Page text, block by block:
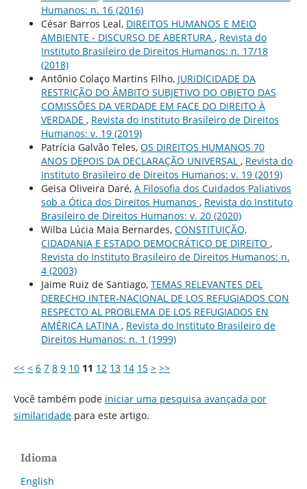
Humanos: n. 16 (2016)
César Barros Leal, DIREITOS HUMANOS E MEIO
AMBIENTE - DISCURSO DE ABERTURA , Revista do
Instituto Brasileiro de Direitos Humanos: n. 17/18
(2018)
Antônio Colaço Martins Filho, JURIDICIDADE DA
RESTRIÇÃO DO ÂMBITO SUBJETIVO DO OBJETO DAS
COMISSÕES DA VERDADE EM FACE DO DIREITO À
VERDADE , Revista do Instituto Brasileiro de Direitos
Humanos: v. 19 (2019)
Patrícia Galvão Teles, OS DIREITOS HUMANOS 70
ANOS DEPOIS DA DECLARAÇÃO UNIVERSAL , Revista do
Instituto Brasileiro de Direitos Humanos: v. 19 (2019)
Geisa Oliveira Daré, A Filosofia dos Cuidados Paliativos
sob a Ótica dos Direitos Humanos , Revista do Instituto
Brasileiro de Direitos Humanos: v. 20 (2020)
Wilba Lúcia Maia Bernardes, CONSTITUIÇÃO,
CIDADANIA E ESTADO DEMOCRÁTICO DE DIREITO ,
Revista do Instituto Brasileiro de Direitos Humanos: n.
4 (2003)
Jaime Ruiz de Santiago, TEMAS RELEVANTES DEL
DERECHO INTER-NACIONAL DE LOS REFUGIADOS CON
RESPECTO AL PROBLEMA DE LOS REFUGIADOS EN
AMÉRICA LATINA , Revista do Instituto Brasileiro de
Direitos Humanos: n. 1 (1999)
<< < 6 7 8 9 10 11 12 13 14 15 > >>
Você também pode iniciar uma pesquisa avançada por
similaridadepara este artigo.
Idioma
English